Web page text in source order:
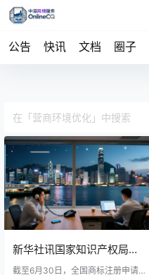
公告 快讯 文档 圈子
新华社讯国家知识产权局近
日发布数据显示，2024年上
截至6月30日，全国商标注册申请量